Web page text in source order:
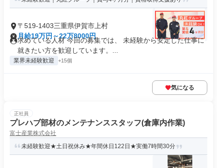
〒519-1403三重県伊賀市上村
月給19万円～22万8000円
求めている人材 今回の募集では、 未経験から安定した仕事に
就きたい方を歓迎しています。...
業界未経験歓迎 +15個
気になる
正社員
プレハブ部材のメンテナンススタッフ(倉庫内作業)
富士産業株式会社
未経験歓迎★土日祝休み★年間休日122日★実働7時間30分